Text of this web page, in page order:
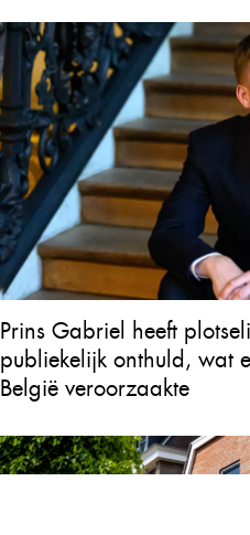
Prins Gabriel heeft
publiekelijk onthuld, wat
België veroorzaakte